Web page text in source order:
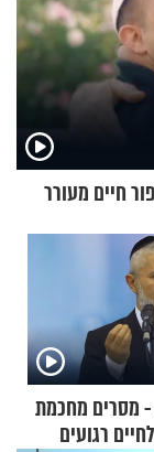
חיים מעורר
- מסרים מחכמת
רגועים